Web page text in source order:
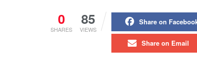
0
SHARES
85
VIEWS
Share on
Share on Email